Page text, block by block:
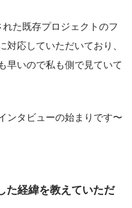
た既存プロジェクトのフ
応していただいており、
早いので私も側で見ていて
ンタビューの始まりです〜
た経緯を教えていただ